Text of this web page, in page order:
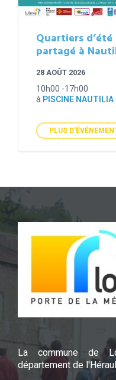
Quartiers
partagé à
28 AOÛT 2026
10h00 -17h00
à PISCINE NAUTILIA
PLUS
La commune de
département de